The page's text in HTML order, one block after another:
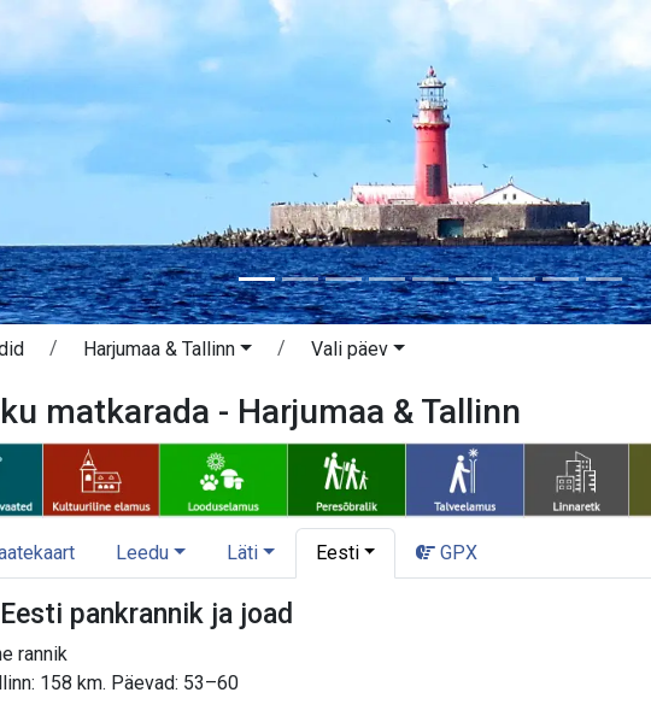
Harjumaa & Tallinn Vali päev
matkarada - Harjumaa & Tallinn
Leedu Läti Eesti GPX
pankrannik ja joad
rannik
158 km. Päevad: 53–60